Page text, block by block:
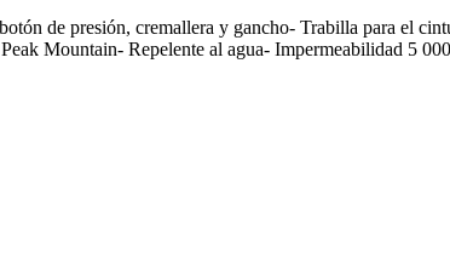
de presión, cremallera y gancho- Trabilla para el
Mountain- Repelente al agua- Impermeabilidad 5